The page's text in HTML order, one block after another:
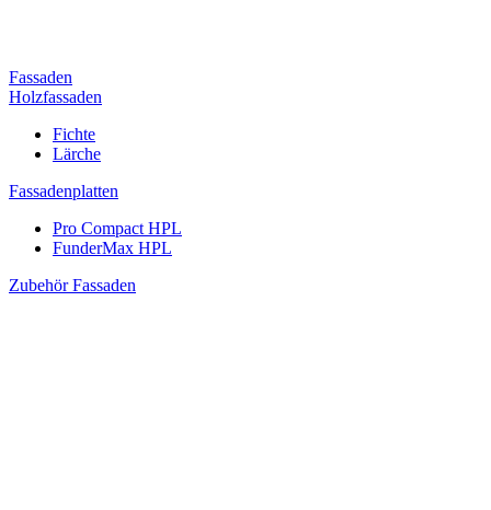
Fassaden
Holzfassaden
Fichte
Lärche
Fassadenplatten
Pro Compact HPL
FunderMax HPL
Zubehör Fassaden